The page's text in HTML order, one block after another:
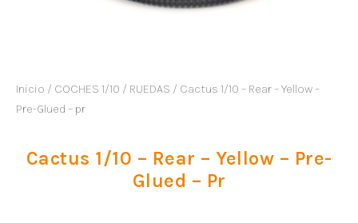
Inicio / COCHES 1/10 / RUEDAS / Cactus 1/10 – Rear – Yellow –
Pre-Glued – pr
Cactus 1/10 – Rear – Yellow – Pre-
Glued – Pr